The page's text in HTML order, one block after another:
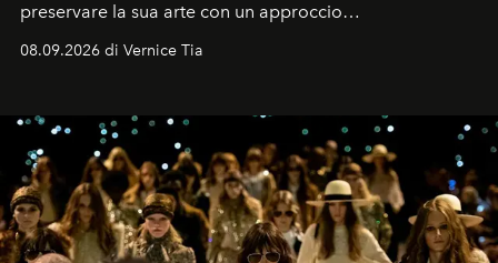
preservare la sua arte con un approccio
contemporaneo.
08.09.2026 di Vernice Tia